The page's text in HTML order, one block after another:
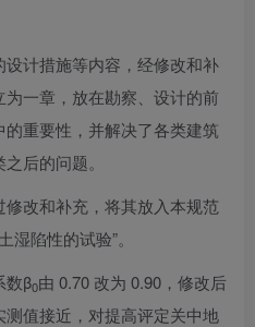
计措施等内容，经修改和补
一章，放在勘察、设计的前
重要性，并解决了各类建筑
后的问题。
改和补充，将其放入本规范
湿陷性的试验”。
数β0由 0.70 改为 0.90，修改后
值接近，对提高评定关中地